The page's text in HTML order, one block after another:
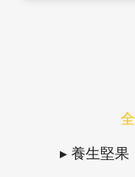
▸ 養生堅果